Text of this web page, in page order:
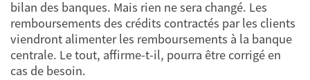
bilan des banques. Mais rien ne sera changé. Les
remboursements des crédits contractés par les clients
viendront alimenter les remboursements à la banque
centrale. Le tout, affirme-t-il, pourra être corrigé en
cas de besoin.